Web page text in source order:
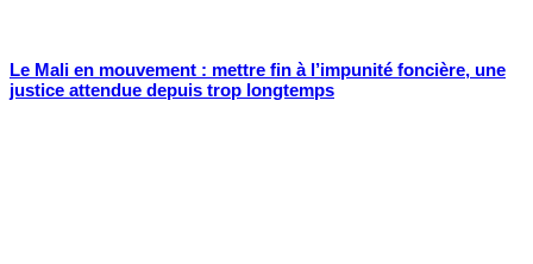
Le Mali en mouvement : mettre fin à l’impunité foncière, une
justice attendue depuis trop longtemps